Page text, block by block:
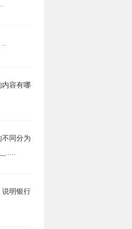
..
内容有哪
不同分为
说明银行